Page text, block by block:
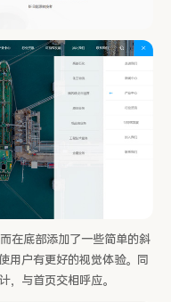
在底部添加了一些简单的斜
用户有更好的视觉体验。同
，与首页交相呼应。